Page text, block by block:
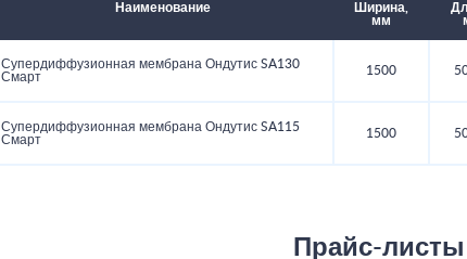
Наименование
Ширина,
мм
Супердиффузионная мембрана Ондутис SA130
Смарт
1500
Супердиффузионная мембрана Ондутис SA115
Смарт
1500
Прайс-листы